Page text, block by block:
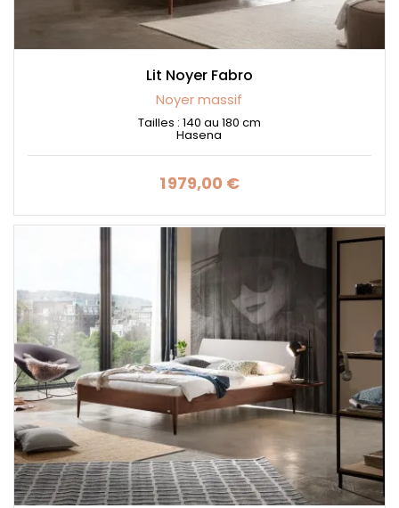
Lit Noyer Fabro
Noyer massif
Tailles : 140 au 180 cm
Hasena
Prix
1 979,00 €